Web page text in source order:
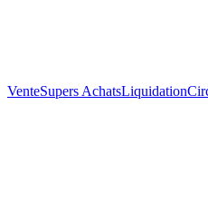
VenteSupers AchatsLiquidation